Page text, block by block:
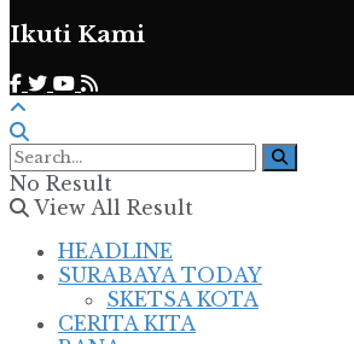
Ikuti Kami
No Result
View All Result
HEADLINE
SURABAYA TODAY
SKETSA KOTA
CERITA KITA